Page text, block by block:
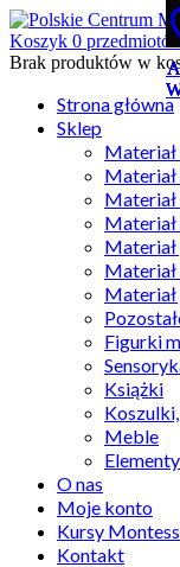
Koszyk 0
Brak produktów w
Strona główna
Sklep
Figurki
Książki
Meble
O nas
Moje konto
Kursy
Kontakt